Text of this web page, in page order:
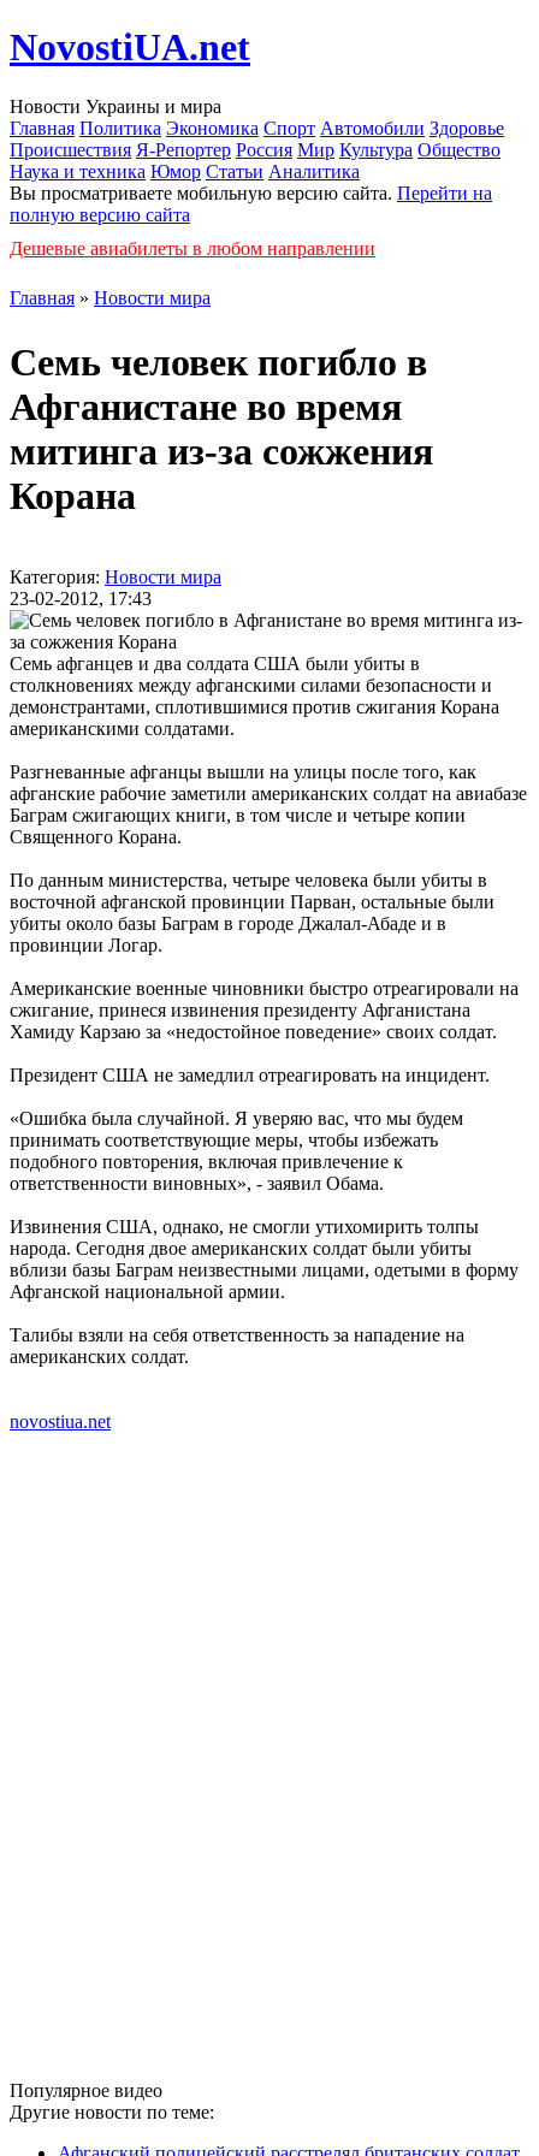
NovostiUA.net
Новости Украины и мира
Главная Политика Экономика Спорт Автомобили Здоровье
Происшествия Я-Репортер Россия Мир Культура Общество
Наука и техника Юмор Статьи Аналитика
Вы просматриваете мобильную версию сайта. Перейти на
полную версию сайта
Дешевые авиабилеты в любом направлении
Главная » Новости мира
Семь человек погибло в
Афганистане во время
митинга из-за сожжения
Корана
Категория: Новости мира
23-02-2012, 17:43
Семь афганцев и два солдата США были убиты в
столкновениях между афганскими силами безопасности и
демонстрантами, сплотившимися против сжигания Корана
американскими солдатами.
Разгневанные афганцы вышли на улицы после того, как
афганские рабочие заметили американских солдат на авиабазе
Баграм сжигающих книги, в том числе и четыре копии
Священного Корана.
По данным министерства, четыре человека были убиты в
восточной афганской провинции Парван, остальные были
убиты около базы Баграм в городе Джалал-Абаде и в
провинции Логар.
Американские военные чиновники быстро отреагировали на
сжигание, принеся извинения президенту Афганистана
Хамиду Карзаю за «недостойное поведение» своих солдат.
Президент США не замедлил отреагировать на инцидент.
«Ошибка была случайной. Я уверяю вас, что мы будем
принимать соответствующие меры, чтобы избежать
подобного повторения, включая привлечение к
ответственности виновных», - заявил Обама.
Извинения США, однако, не смогли утихомирить толпы
народа. Сегодня двое американских солдат были убиты
вблизи базы Баграм неизвестными лицами, одетыми в форму
Афганской национальной армии.
Талибы взяли на себя ответственность за нападение на
американских солдат.
novostiua.net
Популярное видео
Другие новости по теме: